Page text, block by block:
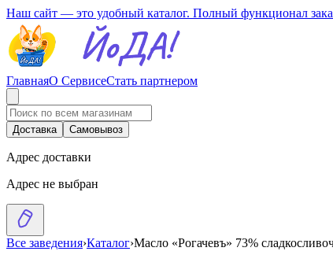
Наш сайт — это удобный каталог. Полный функционал
ГлавнаяО СервисеСтать партнером
Доставка Самовывоз
Адрес доставки
Адрес не выбран
Все заведения›Каталог›Масло «Рогачевъ» 73%